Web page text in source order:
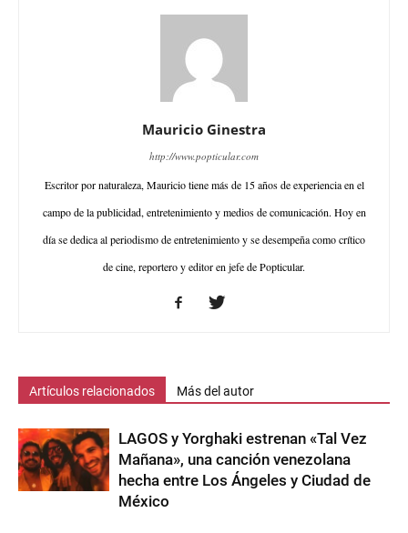
Mauricio Ginestra
http://www.popticular.com
Escritor por naturaleza, Mauricio tiene más de 15 años de experiencia en el
campo de la publicidad, entretenimiento y medios de comunicación. Hoy en
día se dedica al periodismo de entretenimiento y se desempeña como crítico
de cine, reportero y editor en jefe de Popticular.
Artículos relacionados Más del autor
LAGOS y Yorghaki estrenan «Tal Vez
Mañana», una canción venezolana
hecha entre Los Ángeles y Ciudad de
México